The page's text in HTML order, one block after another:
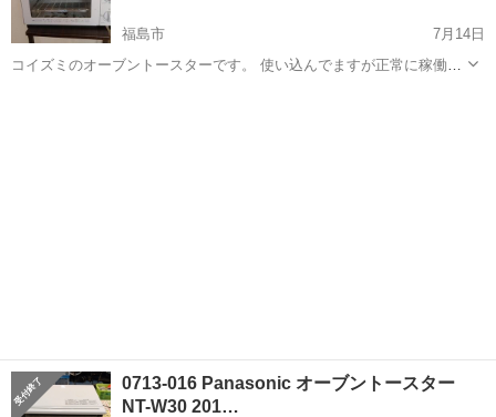
福島市
7月14日
コイズミのオーブントースターです。 使い込んでますが正常に稼働し
0713-016 Panasonic オーブントースター
NT-W30 201…